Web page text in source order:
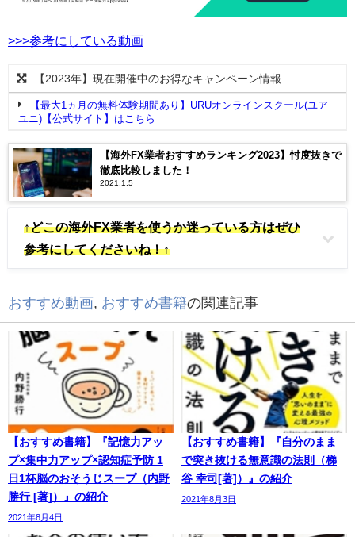
>>>参考にしている動画
【2023年】現在開催中のお得なキャンペーン情報
【最大1ヵ月の無料体験期間あり】URUオンラインスクール(ユア
ユニ)【公式サイト】はこちら
【海外FX業者おすすめランキング2023】忖度抜きで
徹底比較しました！
2021.1.5
↑どこの海外FX業者を使うか迷っている方はぜひ
参考にしてくださいね！↑
おすすめ動画, おすすめ書籍の関連記事
【おすすめ書籍】『記憶力アッ
プ×集中力アップ×認知症予防 1
日1杯脳のおそうじスープ（内野
勝行 [著]）』の紹介
2021年8月4日
【おすすめ書籍】『自分のまま
で突き抜ける無意識の法則（梯
谷 幸司[著]）』の紹介
2021年8月3日